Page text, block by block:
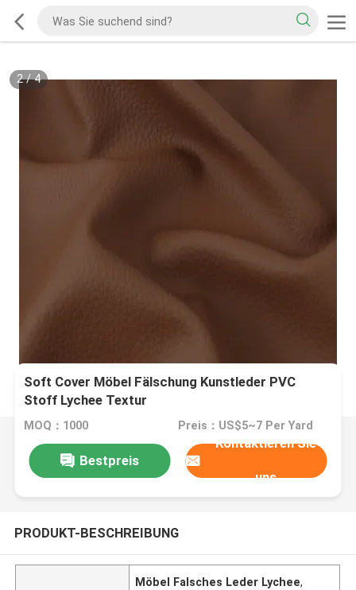
2/4
Soft Cover Möbel Fälschung Kunstleder PVC
Stoff Lychee Textur
MOQ：1000 Preis：US$5~7 Per Yard
Bestpreis
Kontaktieren Sie
uns
PRODUKT-BESCHREIBUNG
Möbel Falsches Leder Lychee,